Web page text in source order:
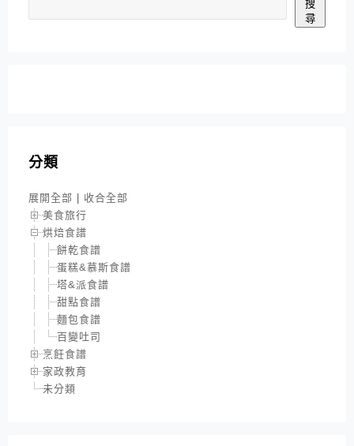
搜
尋
分類
展開全部 | 收合全部
美食旅行
烘焙食譜
餅乾食譜
蛋糕&慕斯食譜
塔&派食譜
甜點食譜
麵包食譜
百變吐司
烹飪食譜
家政教育
未分類